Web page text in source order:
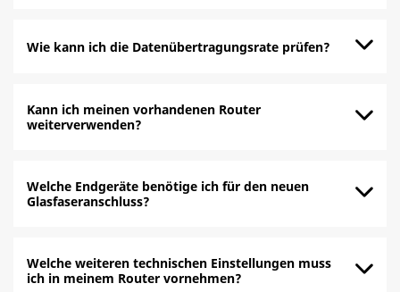
Wie kann ich die Datenübertragungsrate prüfen?
Kann ich meinen vorhandenen Router
weiterverwenden?
Welche Endgeräte benötige ich für den neuen
Glasfaseranschluss?
Welche weiteren technischen Einstellungen muss
ich in meinem Router vornehmen?